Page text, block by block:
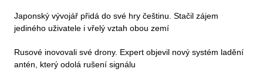
Japonský vývojář přidá do své hry češtinu. Stačil zájem
jediného uživatele i vřelý vztah obou zemí
Rusové inovovali své drony. Expert objevil nový systém ladění
antén, který odolá rušení signálu